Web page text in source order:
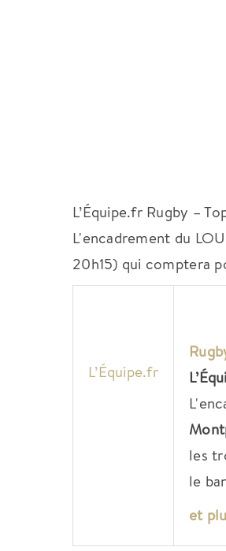
L’Équipe.fr Rugby –
L'encadrement du
20h15) qui comptera
L’Équipe.fr
les
le
et